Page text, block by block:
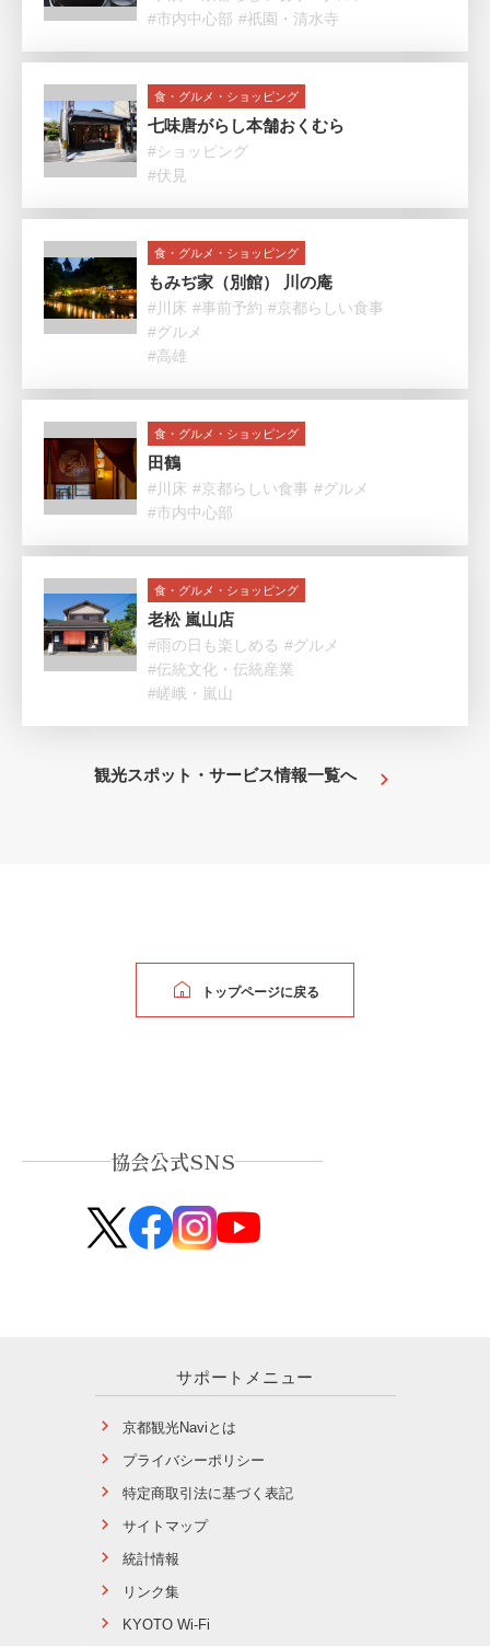
#市内中心部 #祇園・清水寺
食・グルメ・ショッピング
七味唐がらし本舗おくむら
#ショッピング
#伏見
食・グルメ・ショッピング
もみぢ家（別館） 川の庵
#川床 #事前予約 #京都らしい食事
#グルメ
#高雄
食・グルメ・ショッピング
田鶴
#川床 #京都らしい食事 #グルメ
#市内中心部
食・グルメ・ショッピング
老松 嵐山店
#雨の日も楽しめる #グルメ
#伝統文化・伝統産業
#嵯峨・嵐山
観光スポット・サービス情報一覧へ
トップページに戻る
協会公式SNS
サポートメニュー
京都観光Naviとは
プライバシーポリシー
特定商取引法に基づく表記
サイトマップ
統計情報
リンク集
KYOTO Wi-Fi